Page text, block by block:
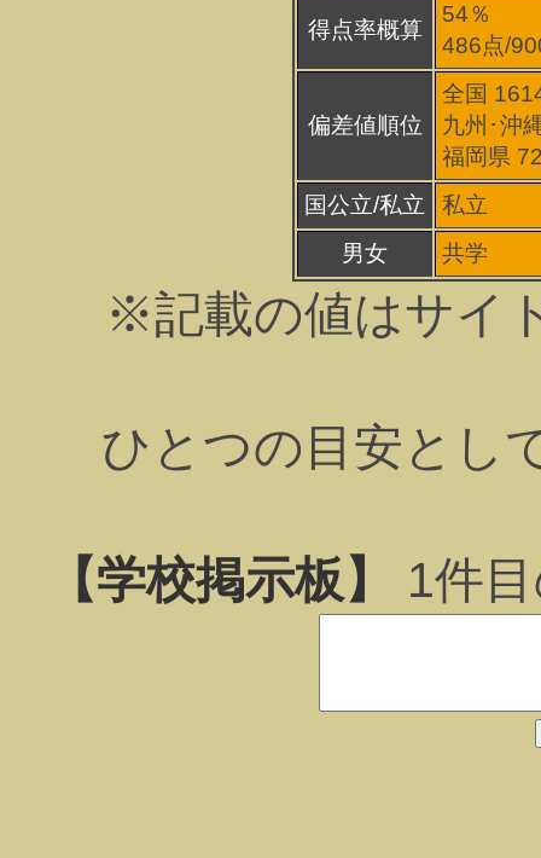
得点率概算
54％
486点/
偏差値順位
全国
九州･沖
福岡県
国公立/私立
私立
男女
共学
※記載の値はサイ
ひとつの目安とし
【学校掲示板】 1件